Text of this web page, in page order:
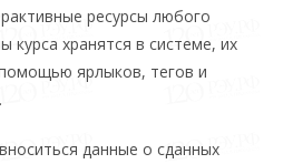
ресурсы любого
хранятся в системе, их
ярлыков, тегов и
данные о сданных